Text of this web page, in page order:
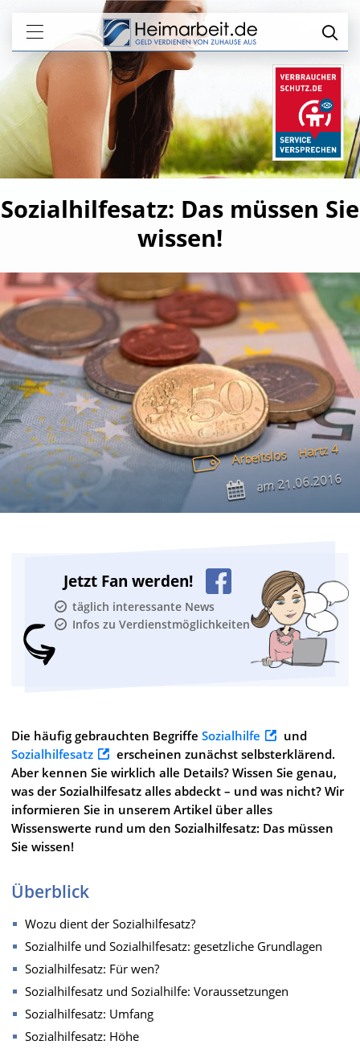
Sozialhilfesatz: Das müssen Sie
wissen!
Arbeitslos Hartz 4
am21.06.2016
Jetzt Fan werden!
täglich interessante News
Infos zu Verdienstmöglichkeiten
Die häufig gebrauchten Begriffe Sozialhilfe
und
Sozialhilfesatz
erscheinen zunächst selbsterklärend.
Aber kennen Sie wirklich alle Details? Wissen Sie genau,
was der Sozialhilfesatz alles abdeckt – und was nicht? Wir
informieren Sie in unserem Artikel über alles
Wissenswerte rund um den Sozialhilfesatz: Das müssen
Sie wissen!
Überblick
Wozu dient der Sozialhilfesatz?
Sozialhilfe und Sozialhilfesatz: gesetzliche Grundlagen
Sozialhilfesatz: Für wen?
Sozialhilfesatz und Sozialhilfe: Voraussetzungen
Sozialhilfesatz: Umfang
Sozialhilfesatz: Höhe